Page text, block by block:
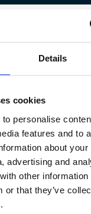
Details
cookies
personalise
features and to
about
advertising and
other information
or that they’ve
di aver letto
e di
dei dati